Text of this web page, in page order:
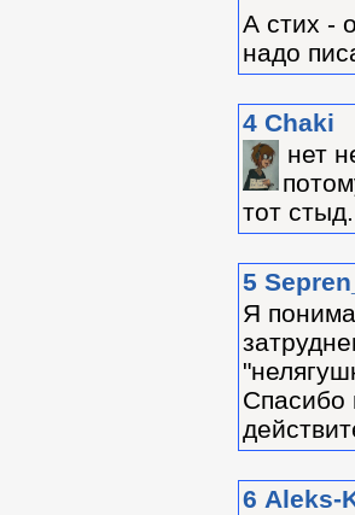
А стих -
надо
4 Chaki
нет
тот
5
Я
Спасибо
6 Aleks-